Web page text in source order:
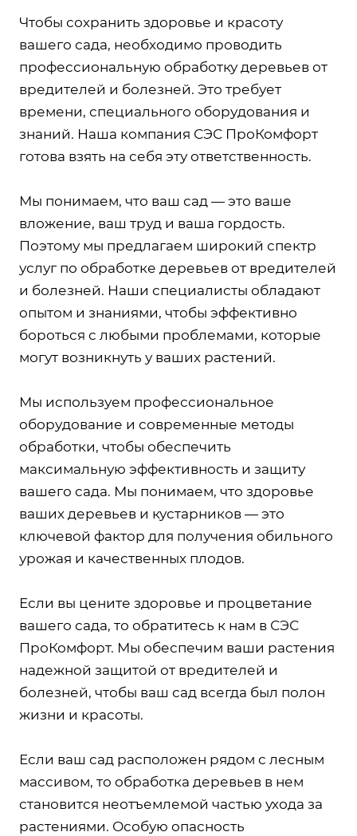
Чтобы сохранить здоровье и красоту
вашего сада, необходимо проводить
профессиональную обработку деревьев от
вредителей и болезней. Это требует
времени, специального оборудования и
знаний. Наша компания СЭС ПроКомфорт
готова взять на себя эту ответственность.
Мы понимаем, что ваш сад — это ваше
вложение, ваш труд и ваша гордость.
Поэтому мы предлагаем широкий спектр
услуг по обработке деревьев от вредителей
и болезней. Наши специалисты обладают
опытом и знаниями, чтобы эффективно
бороться с любыми проблемами, которые
могут возникнуть у ваших растений.
Мы используем профессиональное
оборудование и современные методы
обработки, чтобы обеспечить
максимальную эффективность и защиту
вашего сада. Мы понимаем, что здоровье
ваших деревьев и кустарников — это
ключевой фактор для получения обильного
урожая и качественных плодов.
Если вы цените здоровье и процветание
вашего сада, то обратитесь к нам в СЭС
ПроКомфорт. Мы обеспечим ваши растения
надежной защитой от вредителей и
болезней, чтобы ваш сад всегда был полон
жизни и красоты.
Если ваш сад расположен рядом с лесным
массивом, то обработка деревьев в нем
становится неотъемлемой частью ухода за
растениями. Особую опасность